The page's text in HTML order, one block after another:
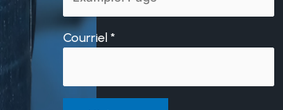
Courriel *